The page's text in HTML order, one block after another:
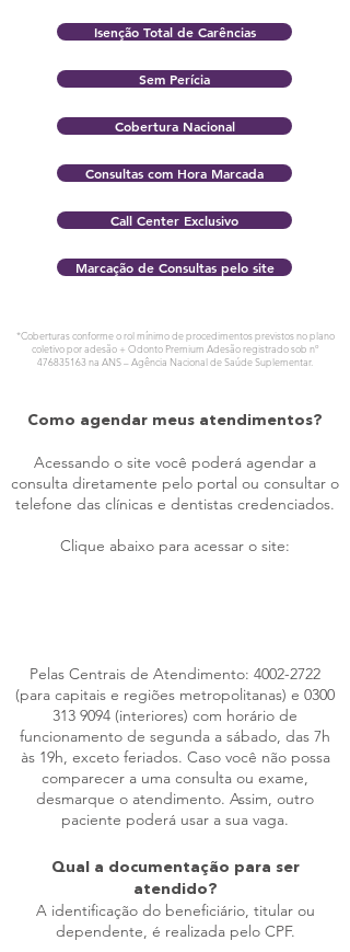
Isenção Total de Carências
Sem Perícia
Cobertura Nacional
Consultas com Hora Marcada
Call Center Exclusivo
Marcação de Consultas pelo site
*Coberturas conforme o rol mínimo de procedimentos previstos no plano
coletivo por adesão + Odonto Premium Adesão registrado sob nº
476835163na ANS – Agência Nacional de Saúde Suplementar.
Como agendar meus atendimentos?
Acessando o site você poderá agendar a
consulta diretamente pelo portal ou consultar o
telefone das clínicas e dentistas credenciados.
Clique abaixo para acessar o site:
Pelas Centrais de Atendimento: 4002-2722
(para capitais e regiões metropolitanas) e 0300
313 9094 (interiores) com horário de
funcionamento de segunda a sábado, das 7h
às 19h, exceto feriados. Caso você não possa
comparecer a uma consulta ou exame,
desmarque o atendimento. Assim, outro
paciente poderá usar a sua vaga.
Qual a documentação para ser
atendido?
A identificação do beneficiário, titular ou
dependente, é realizada pelo CPF.